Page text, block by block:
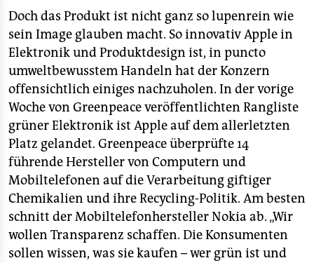
epaper login
Doch das Produkt ist nicht ganz so lupenrein wie
sein Image glauben macht. So innovativ Apple in
Elektronik und Produktdesign ist, in puncto
umweltbewusstem Handeln hat der Konzern
offensichtlich einiges nachzuholen. In der vorige
Woche von Greenpeace veröffentlichten Rangliste
grüner Elektronik ist Apple auf dem allerletzten
Platz gelandet. Greenpeace überprüfte 14
führende Hersteller von Computern und
Mobiltelefonen auf die Verarbeitung giftiger
Chemikalien und ihre Recycling-Politik. Am besten
schnitt der Mobiltelefonhersteller Nokia ab. „Wir
wollen Transparenz schaffen. Die Konsumenten
sollen wissen, was sie kaufen – wer grün ist und